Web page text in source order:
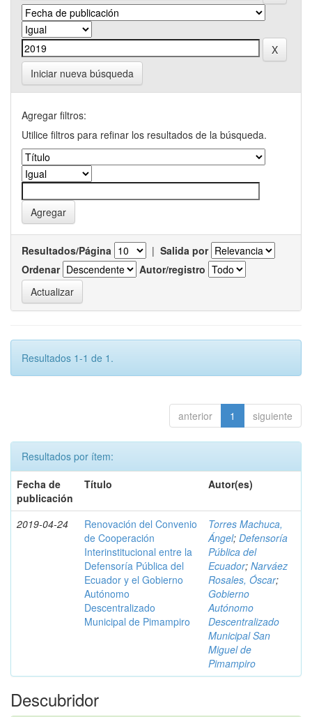
Iniciar nueva búsqueda
Agregar filtros:
Utilice filtros para refinar los resultados de la búsqueda.
Resultados/Página | Salida por
Ordenar
Autor/registro
Resultados 1-1 de 1.
anterior 1 siguiente
Resultados por ítem:
Fecha de
publicación
Título Autor(es)
2019-04-24
Renovación del Convenio
de Cooperación
Interinstitucional entre la
Defensoría Pública del
Ecuador y el Gobierno
Autónomo
Descentralizado
Municipal de Pimampiro
Torres Machuca,
Ángel; Defensoría
Pública del
Ecuador; Narváez
Rosales, Óscar;
Gobierno
Autónomo
Descentralizado
Municipal San
Miguel de
Pimampiro
Descubridor